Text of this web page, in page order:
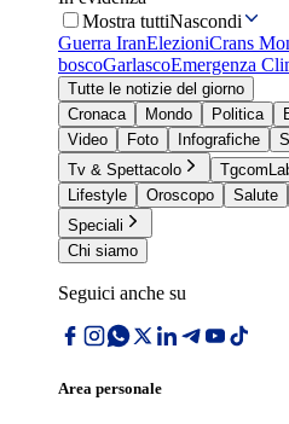
Mostra tuttiNascondi
Guerra IranElezioniCrans
boscoGarlascoEmergenza
Tutte le notizie del giorno
Cronaca
Mondo Politica
Video
Foto Infografiche
Tv & Spettacolo
Lifestyle
Oroscopo Salute
Speciali
Chi siamo
Seguici anche su
Area personale